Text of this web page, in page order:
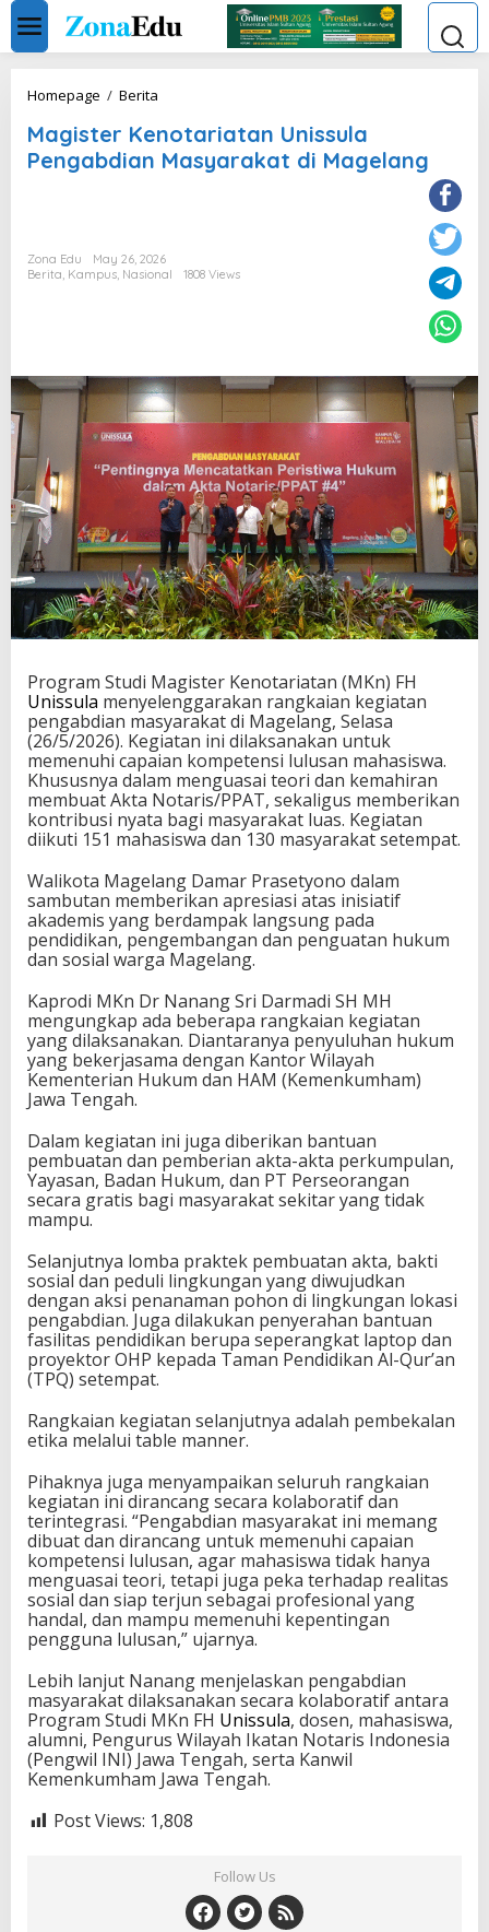
Skip
content
Homepage / Berita
Unissula
Pengabdian
Masyarakat
Magister Kenotariatan Unissula
Pengabdian Masyarakat di Magelang
Zona Edu
May 26, 2026
Berita, Kampus, Nasional 1808 Views
Program Studi Magister Kenotariatan (MKn) FH
Unissula menyelenggarakan rangkaian kegiatan
pengabdian masyarakat di Magelang, Selasa
(26/5/2026). Kegiatan ini dilaksanakan untuk
memenuhi capaian kompetensi lulusan mahasiswa.
Khususnya dalam menguasai teori dan kemahiran
membuat Akta Notaris/PPAT, sekaligus memberikan
kontribusi nyata bagi masyarakat luas. Kegiatan
diikuti 151 mahasiswa dan 130 masyarakat setempat.
Walikota Magelang Damar Prasetyono dalam
sambutan memberikan apresiasi atas inisiatif
akademis yang berdampak langsung pada
pendidikan, pengembangan dan penguatan hukum
dan sosial warga Magelang.
Kaprodi MKn Dr Nanang Sri Darmadi SH MH
mengungkap ada beberapa rangkaian kegiatan
yang dilaksanakan. Diantaranya penyuluhan hukum
yang bekerjasama dengan Kantor Wilayah
Kementerian Hukum dan HAM (Kemenkumham)
Jawa Tengah.
Dalam kegiatan ini juga diberikan bantuan
pembuatan dan pemberian akta-akta perkumpulan,
Yayasan, Badan Hukum, dan PT Perseorangan
secara gratis bagi masyarakat sekitar yang tidak
mampu.
Selanjutnya lomba praktek pembuatan akta, bakti
sosial dan peduli lingkungan yang diwujudkan
dengan aksi penanaman pohon di lingkungan lokasi
pengabdian. Juga dilakukan penyerahan bantuan
fasilitas pendidikan berupa seperangkat laptop dan
proyektor OHP kepada Taman Pendidikan Al-Qur’an
(TPQ) setempat.
Rangkaian kegiatan selanjutnya adalah pembekalan
etika melalui table manner.
Pihaknya juga menyampaikan seluruh rangkaian
kegiatan ini dirancang secara kolaboratif dan
terintegrasi. “Pengabdian masyarakat ini memang
dibuat dan dirancang untuk memenuhi capaian
kompetensi lulusan, agar mahasiswa tidak hanya
menguasai teori, tetapi juga peka terhadap realitas
sosial dan siap terjun sebagai profesional yang
handal, dan mampu memenuhi kepentingan
pengguna lulusan,” ujarnya.
Lebih lanjut Nanang menjelaskan pengabdian
masyarakat dilaksanakan secara kolaboratif antara
Program Studi MKn FH Unissula, dosen, mahasiswa,
alumni, Pengurus Wilayah Ikatan Notaris Indonesia
(Pengwil INI) Jawa Tengah, serta Kanwil
Kemenkumham Jawa Tengah.
Post Views: 1,808
Follow Us